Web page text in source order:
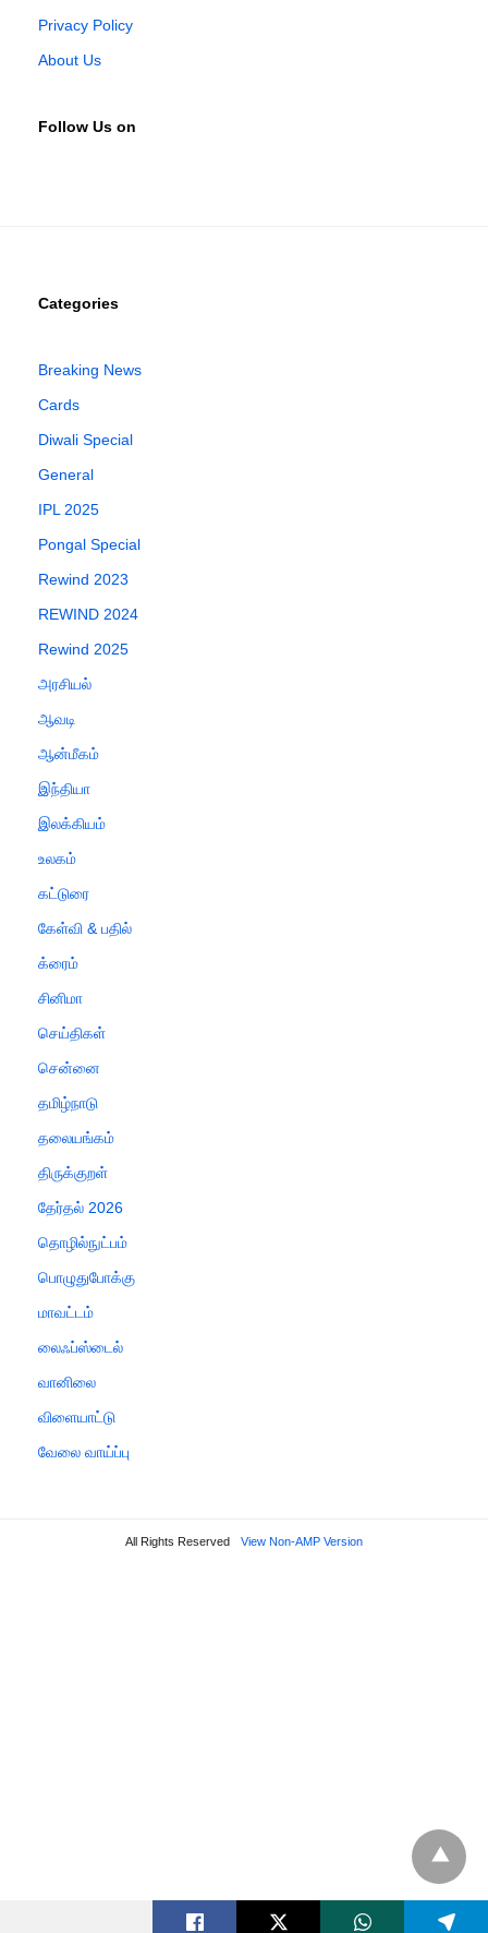
Privacy Policy
About Us
Follow Us on
Categories
Breaking News
Cards
Diwali Special
General
IPL 2025
Pongal Special
Rewind 2023
REWIND 2024
Rewind 2025
அரசியல்
ஆவடி
ஆன்மீகம்
இந்தியா
இலக்கியம்
உலகம்
கட்டுரை
கேள்வி & பதில்
க்ரைம்
சினிமா
செய்திகள்
சென்னை
தமிழ்நாடு
தலையங்கம்
திருக்குறள்
தேர்தல் 2026
தொழில்நுட்பம்
பொழுதுபோக்கு
மாவட்டம்
லைஃப்ஸ்டைல்
வானிலை
விளையாட்டு
வேலை வாய்ப்பு
All Rights Reserved View Non-AMP Version